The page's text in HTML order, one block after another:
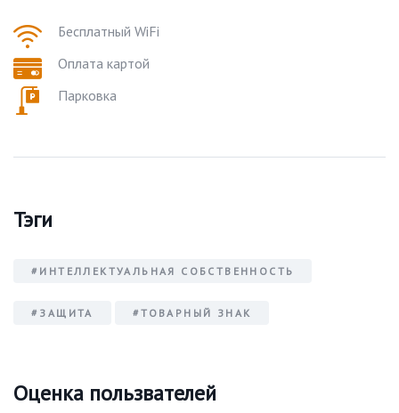
Бесплатный WiFi
Оплата картой
Парковка
Тэги
#ИНТЕЛЛЕКТУАЛЬНАЯ СОБСТВЕННОСТЬ
#ЗАЩИТА #ТОВАРНЫЙ ЗНАК
Оценка пользвателей